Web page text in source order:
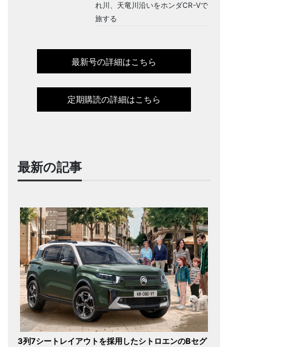
れ川、天竜川沿いをホンダCR-Vで
旅する
最新号の詳細はこちら
定期購読の詳細はこちら
最新の記事
3列7シートレイアウトを採用したシトロエンのBセグ